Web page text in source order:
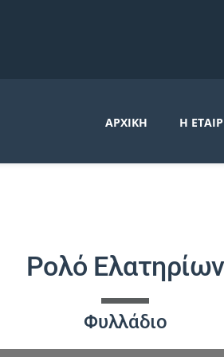
ΑΡΧΙΚΉ Η
Ρολό Ελατηρίων
Φυλλάδιο